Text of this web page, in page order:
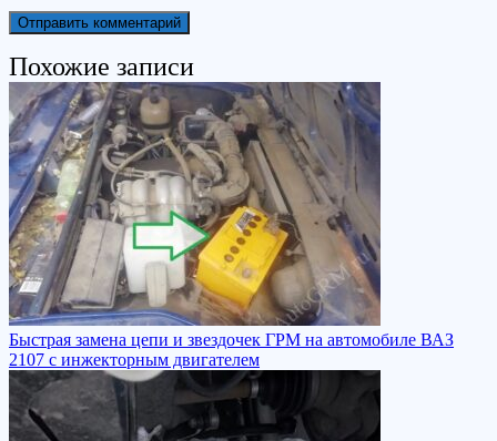
Похожие записи
Быстрая замена цепи и звездочек ГРМ на автомобиле ВАЗ
2107 с инжекторным двигателем